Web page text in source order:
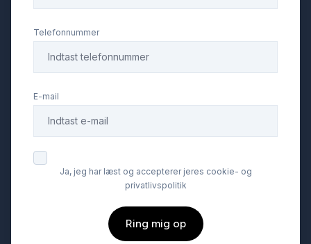
Telefonnummer
E-mail
Ja, jeg har læst og accepterer jeres cookie- og
privatlivspolitik
Ring mig op